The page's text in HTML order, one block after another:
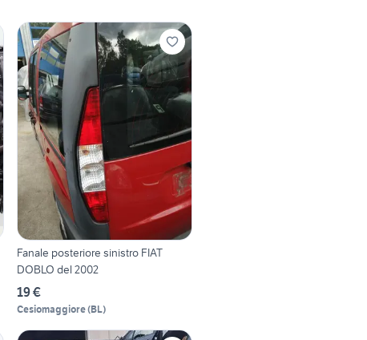
Fanale posteriore sinistro FIAT
DOBLO del 2002
19 €
Cesiomaggiore(BL)